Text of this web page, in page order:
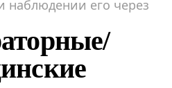
наблюдении его через